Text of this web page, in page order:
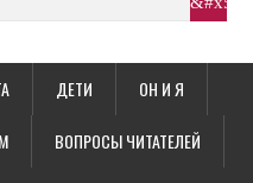
ДЕТИ ОН И Я
ВОПРОСЫ ЧИТАТЕЛЕЙ